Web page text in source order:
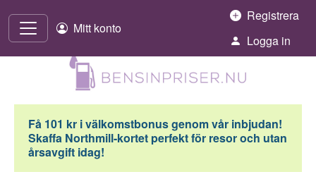
Mitt konto
Registrera
Logga in
Få 101 kr i välkomstbonus genom vår inbjudan!
Skaffa Northmill-kortet perfekt för resor och utan
årsavgift idag!